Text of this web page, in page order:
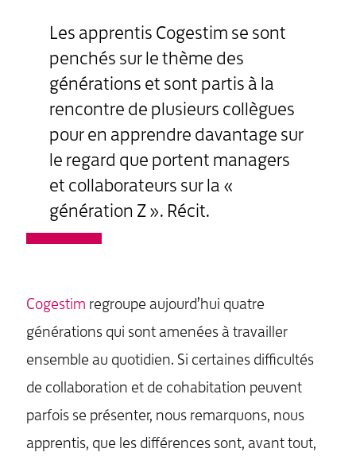
Les apprentis Cogestim se sont
penchés sur le thème des
générations et sont partis à la
rencontre de plusieurs collègues
pour en apprendre davantage sur
le regard que portent managers
et collaborateurs sur la «
génération Z ». Récit.
Cogestim regroupe aujourd’hui quatre
générations qui sont amenées à travailler
ensemble au quotidien. Si certaines difficultés
de collaboration et de cohabitation peuvent
parfois se présenter, nous remarquons, nous
apprentis, que les différences sont, avant tout,